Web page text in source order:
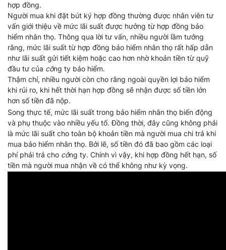
hợp đồng.
Người mua khi đặt bút ký hợp đồng thường được nhân viên tư
vấn giới thiệu về mức lãi suất được hưởng từ hợp đồng bảo
hiểm nhân thọ. Thông qua lời tư vấn, nhiều người lầm tưởng
rằng, mức lãi suất từ hợp đồng bảo hiểm nhân thọ rất hấp dẫn
như lãi suất gửi tiết kiệm hoặc cao hơn nhờ khoản tiền từ quỹ
đầu tư của công ty bảo hiểm.
Thậm chí, nhiều người còn cho rằng ngoài quyền lợi bảo hiểm
khi rủi ro, khi hết thời hạn hợp đồng sẽ nhận được số tiền lớn
hơn số tiền đã nộp.
Song thực tế, mức lãi suất trong bảo hiểm nhân thọ biến động
và phụ thuộc vào nhiều yếu tố. Đồng thời, đây cũng không phải
là mức lãi suất cho toàn bộ khoản tiền mà người mua chi trả khi
mua bảo hiểm nhân thọ. Bởi lẽ, số tiền đó đã bao gồm các loại
phí phải trả cho công ty. Chính vì vậy, khi hợp đồng hết hạn, số
tiền mà người mua nhận về có thể không như kỳ vọng.